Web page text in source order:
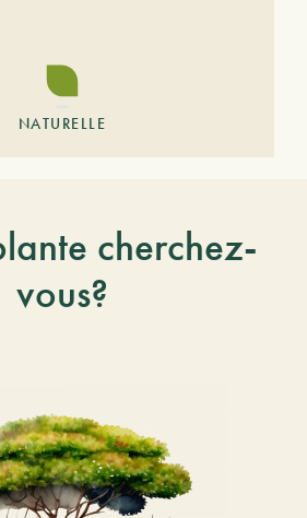
NATURELLE
cherchez-
vous?